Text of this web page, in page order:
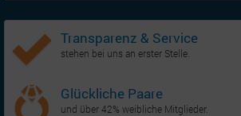
Transparenz & Service
stehen bei uns an erster Stelle.
Glückliche Paare
und über 42% weibliche Mitglieder.